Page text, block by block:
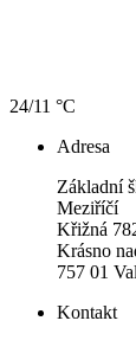
24/11 °C
Adresa
Základní
Meziříčí
Křižná
Krásno
757 01
Kontakt